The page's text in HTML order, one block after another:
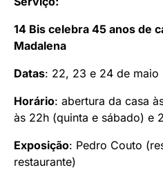
14 Bis celebra 45 anos de
Madalena
Datas: 22, 23 e 24 de maio
Horário: abertura da casa
às 22h (quinta e sábado) e
Exposição: Pedro Couto
restaurante)